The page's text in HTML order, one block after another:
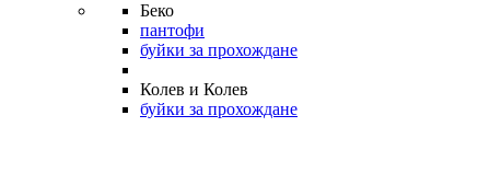
Беко
пантофи
буйки за прохождане
Колев и Колев
буйки за прохождане